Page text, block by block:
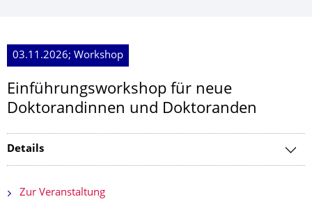
03.11.2026; Workshop
Einführungsworkshop für neue
Doktorandinnen und Doktoranden
Details
Zur Veranstaltung